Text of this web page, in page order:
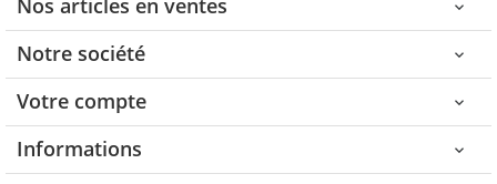
Nos articles en ventes 
Notre société 
Votre compte 
Informations 